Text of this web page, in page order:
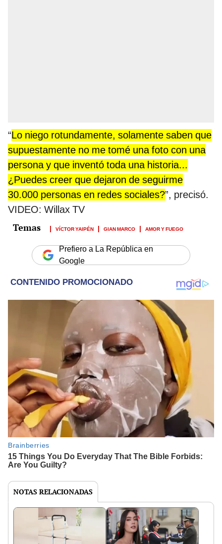
“Lo niego rotundamente, solamente saben que
supuestamente no me tomé una foto con una
persona y que inventó toda una historia...
¿Puedes creer que dejaron de seguirme
30.000 personas en redes sociales?”, precisó.
VIDEO: Willax TV
VÍCTOR YAIPÉN GIAN MARCO AMOR Y FUEGO
Prefiero a La República en
Google
NOTAS RELACIONADAS